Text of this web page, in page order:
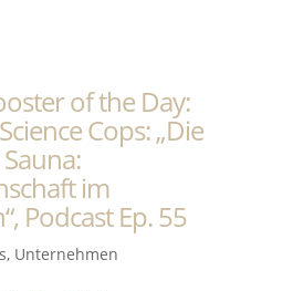
of the Day:
Cops: „Die
im
Podcast Ep. 55
, Unternehmen